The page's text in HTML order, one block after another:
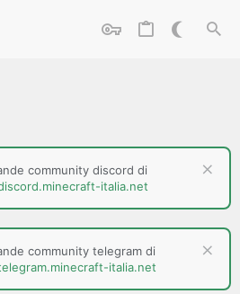
community discord di
italia.net
community telegram di
italia.net